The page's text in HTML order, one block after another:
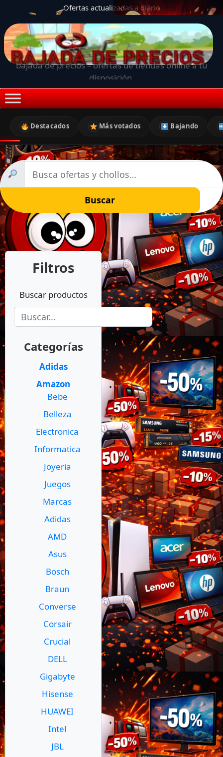
Ofertas actualizadas a diario
bajada de precios – ofertas de tiendas online a tu
disposición.
Destacados Más votados Bajando
Buscar
Filtros
Buscar productos
Categorías
Adidas
Amazon
Bebe
Belleza
Electronica
Informatica
Joyeria
Juegos
Marcas
Adidas
AMD
Asus
Bosch
Braun
Converse
Corsair
Crucial
DELL
Gigabyte
Hisense
HUAWEI
Intel
JBL